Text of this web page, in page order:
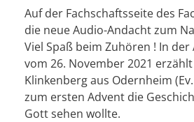
Auf der Fachschaftsseite des
die neue Audio-Andacht zum
Viel Spaß beim Zuhören ! In
vom 26. November 2021
Klinkenberg aus Odernheim
zum ersten Advent die
Gott sehen wollte.